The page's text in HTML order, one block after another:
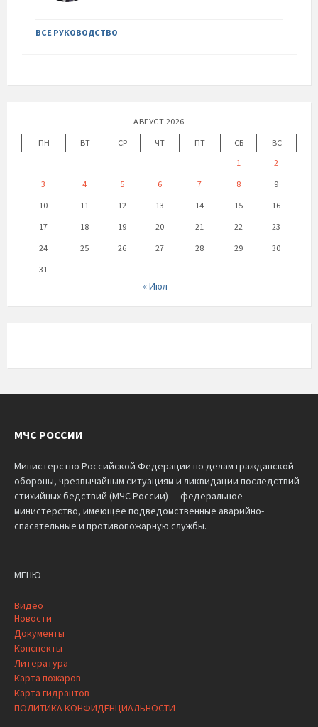
ВСЕ РУКОВОДСТВО
АВГУСТ 2026
ПН
ВТ СР ЧТ ПТ СБ
ВС
1
2
3
4 5 6 7 8
9
10
11 12 13 14 15
16
17
18 19 20 21 22
23
24
25 26 27 28 29
30
31
« Июл
МЧС РОССИИ
Министерство Российской Федерации по делам гражданской
обороны, чрезвычайным ситуациям и ликвидации последствий
стихийных бедствий (МЧС России) — федеральное
министерство, имеющее подведомственные аварийно-
спасательные и противопожарную службы.
МЕНЮ
Видео
Новости
Документы
Конспекты
Литература
Карта пожаров
Карта гидрантов
ПОЛИТИКА КОНФИДЕНЦИАЛЬНОСТИ